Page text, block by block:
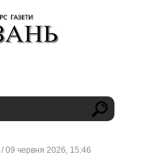
/ 09 червня 2026, 15:46